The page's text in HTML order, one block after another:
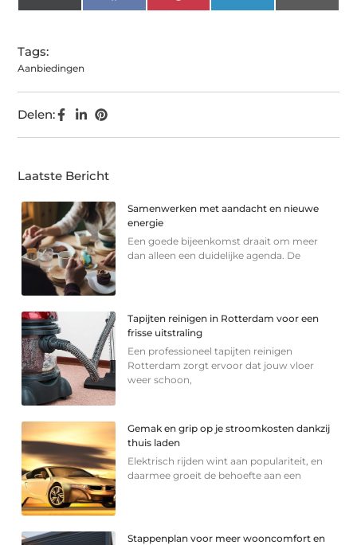
(Twitter)
Tags:
Aanbiedingen
Delen:
Laatste Bericht
Samenwerken met aandacht en nieuwe
energie
Een goede bijeenkomst draait om meer
dan alleen een duidelijke agenda. De
Tapijten reinigen in Rotterdam voor een
frisse uitstraling
Een professioneel tapijten reinigen
Rotterdam zorgt ervoor dat jouw vloer
weer schoon,
Gemak en grip op je stroomkosten dankzij
thuis laden
Elektrisch rijden wint aan populariteit, en
daarmee groeit de behoefte aan een
Stappenplan voor meer wooncomfort en